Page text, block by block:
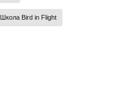
Школа Bird in Flight